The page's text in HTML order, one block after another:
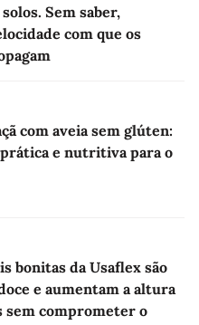
Sem saber,
com que os
com aveia sem glúten:
e nutritiva para o
bonitas da Usaflex são
e aumentam a altura
comprometer o